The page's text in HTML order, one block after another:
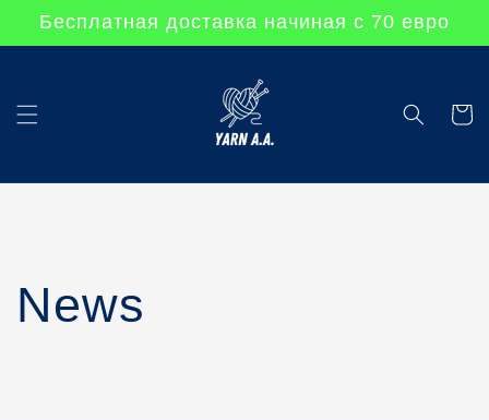
контенту
Бесплатная доставка начиная с 70 евро
News